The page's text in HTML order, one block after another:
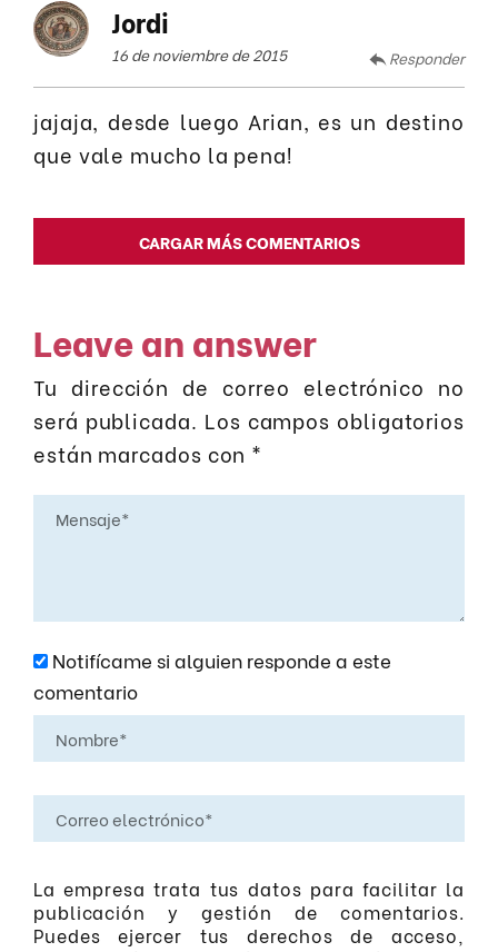
Jordi
16 de noviembre de 2015 Responder
jajaja, desde luego Arian, es un destino
que vale mucho la pena!
CARGAR MÁS COMENTARIOS
Leave an answer
Tu dirección de correo electrónico no
será publicada. Los campos obligatorios
están marcados con *
Notifícame si alguien responde a este
comentario
La empresa trata tus datos para facilitar la
publicación y gestión de comentarios.
Puedes ejercer tus derechos de acceso,